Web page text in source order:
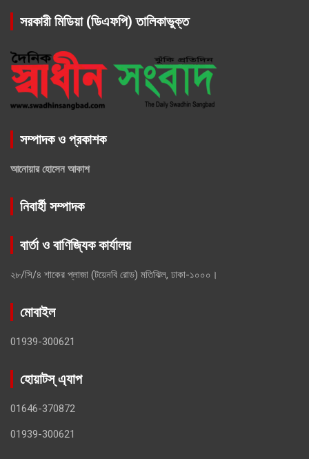
সরকারী মিডিয়া (ডিএফপি) তালিকাভুক্ত
সম্পাদক ও প্রকাশক
আনোয়ার হোসেন আকাশ
নিবার্হী সম্পাদক
বার্তা ও বাণিজ্যিক কার্যালয়
২৮/সি/৪ শাকের প্লাজা (টয়েনবি রোড) মতিঝিল, ঢাকা-১০০০।
মোবাইল
01939-300621
হোয়াটস্ এ্যাপ
01646-370872
01939-300621